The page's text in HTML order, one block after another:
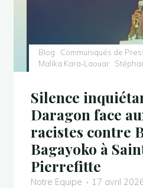
!"
Blog
Communiqués de
Malika Kara-Laouar
Silence
Daragon face
racistes contre
Bagayoko à
Pierrefitte
Notre Equipe
17 avril